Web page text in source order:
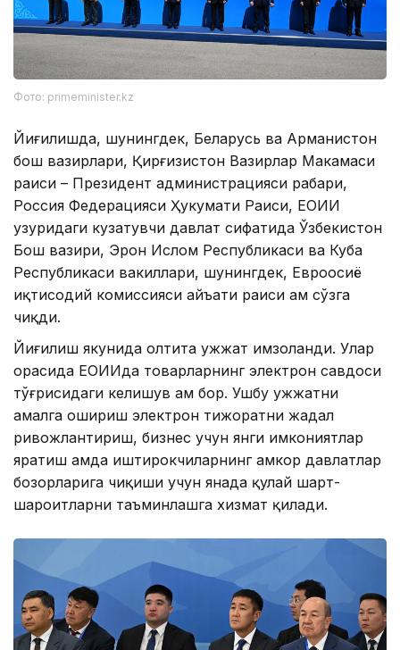
Фото: primeminister.kz
Йиғилишда, шунингдек, Беларусь ва Арманистон
бош вазирлари, Қирғизистон Вазирлар Маҳкамаси
раиси – Президент администрацияси раҳбари,
Россия Федерацияси Ҳукумати Раиси, ЕОИИ
ҳузуридаги кузатувчи давлат сифатида Ўзбекистон
Бош вазири, Эрон Ислом Республикаси ва Куба
Республикаси вакиллари, шунингдек, Евроосиё
иқтисодий комиссияси ҳайъати раиси ҳам сўзга
чиқди.
Йиғилиш якунида олтита ҳужжат имзоланди. Улар
орасида ЕОИИда товарларнинг электрон савдоси
тўғрисидаги келишув ҳам бор. Ушбу ҳужжатни
амалга ошириш электрон тижоратни жадал
ривожлантириш, бизнес учун янги имкониятлар
яратиш ҳамда иштирокчиларнинг ҳамкор давлатлар
бозорларига чиқиши учун янада қулай шарт-
шароитларни таъминлашга хизмат қилади.